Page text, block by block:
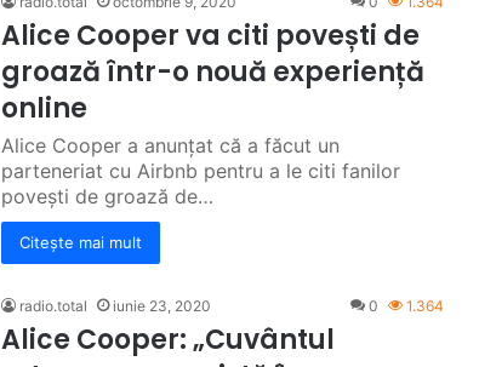
Alice Cooper va citi povești de
groază într-o nouă experiență
online
Alice Cooper a anunțat că a făcut un
parteneriat cu Airbnb pentru a le citi fanilor
povești de groază de…
Citește mai mult
radio.total iunie 23, 2020 0 1.364
Alice Cooper: „Cuvântul